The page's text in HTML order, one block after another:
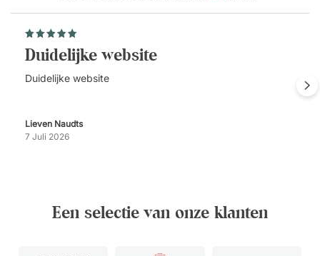
Duidelijke website
Duidelijke website
Lieven Naudts
7 Juli 2026
Een selectie van onze klanten